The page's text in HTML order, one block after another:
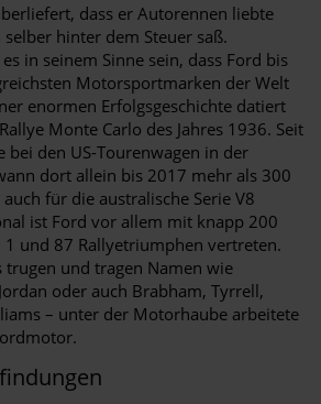
dass er Autorennen liebte
hinter dem Steuer saß.
in seinem Sinne sein, dass Ford bis
Motorsportmarken der Welt
enormen Erfolgsgeschichte datiert
Monte Carlo des Jahres 1936. Seit
bei den US-Tourenwagen in der
dort allein bis 2017 mehr als 300
für die australische Serie V8
ist Ford vor allem mit knapp 200
1 und 87 Rallyetriumphen vertreten.
trugen und tragen Namen wie
oder auch Brabham, Tyrrell,
– unter der Motorhaube arbeitete